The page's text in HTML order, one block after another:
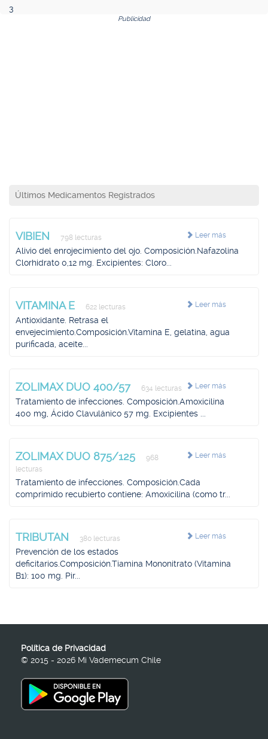
3
Publicidad
Últimos Medicamentos Registrados
Leer más
VIBIEN 798 lecturas
Alivio del enrojecimiento del ojo. Composición.Nafazolina
Clorhidrato 0,12 mg. Excipientes: Cloro...
Leer más
VITAMINA E 622 lecturas
Antioxidante. Retrasa el
envejecimiento.Composición.Vitamina E, gelatina, agua
purificada, aceite...
Leer más
ZOLIMAX DUO 400/57 634 lecturas
Tratamiento de infecciones. Composición.Amoxicilina
400 mg, Ácido Clavulánico 57 mg. Excipientes ...
Leer más
ZOLIMAX DUO 875/125
968
lecturas
Tratamiento de infecciones. Composición.Cada
comprimido recubierto contiene: Amoxicilina (como tr...
Leer más
TRIBUTAN 380 lecturas
Prevención de los estados
deficitarios.Composición.Tiamina Mononitrato (Vitamina
B1): 100 mg. Pir...
Política de Privacidad
© 2015 - 2026 Mi Vademecum Chile